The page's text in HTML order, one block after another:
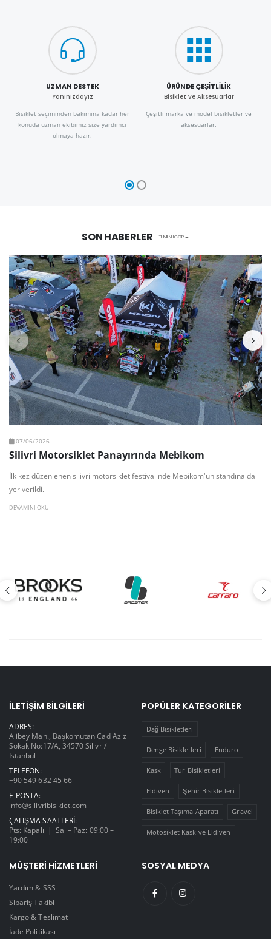
UZMAN DESTEK
Yanınızdayız
Bisiklet seçiminden bakımına kadar her
konuda uzman ekibimiz size yardımcı
olmaya hazır.
ÜRÜNDE ÇEŞITLILIK
Bisiklet ve Aksesuarlar
Çeşitli marka ve model bisikletler ve
aksesuarlar.
SON HABERLER TÜMÜNÜ GÖR →
07/06/2026
Silivri Motorsiklet Panayırında Mebikom
İlk kez düzenlenen silivri motorsiklet festivalinde Mebikom'un standına da
yer verildi.
DEVAMINI OKU
İLETIŞIM BILGILERI
ADRES:
Alibey Mah., Başkomutan Cad Aziz
Sokak No:17/A, 34570 Silivri/
İstanbul
TELEFON:
+90 549 632 45 66
E-POSTA:
info@silivribisiklet.com
ÇALIŞMA SAATLERI:
Pts: Kapalı | Sal – Paz: 09:00 –
19:00
POPÜLER KATEGORILER
Dağ Bisikletleri
Denge Bisikletleri Enduro
Kask Tur Bisikletleri
Eldiven Şehir Bisikletleri
Bisiklet Taşıma Aparatı Gravel
Motosiklet Kask ve Eldiven
MÜŞTERI HIZMETLERI
Yardım & SSS
Sipariş Takibi
Kargo & Teslimat
İade Politikası
SOSYAL MEDYA